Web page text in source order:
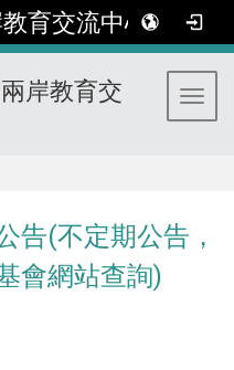
育交流中心
岸教育交
告(不定期公告，
會網站查詢)